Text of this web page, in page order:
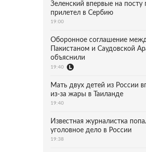
Зеленский впервые на посту
прилетел в Сербию
19:00
Оборонное соглашение
Пакистаном и Саудовской
объяснили
19:40
Мать двух детей из России
из-за жары в Таиланде
19:40
Известная журналистка
уголовное дело в России
19:38